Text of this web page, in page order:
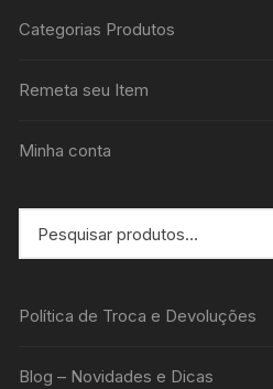
Categorias Produtos
Remeta seu Item
Minha conta
Política de Troca e Devoluções
Blog – Novidades e Dicas